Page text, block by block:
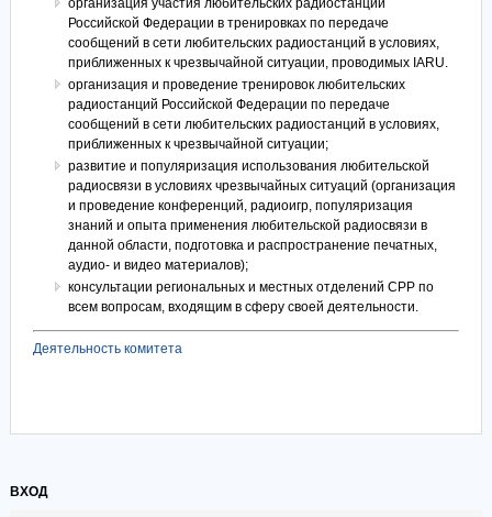
организация участия любительских радиостанций
Российской Федерации в тренировках по передаче
сообщений в сети любительских радиостанций в условиях,
приближенных к чрезвычайной ситуации, проводимых IARU.
организация и проведение тренировок любительских
радиостанций Российской Федерации по передаче
сообщений в сети любительских радиостанций в условиях,
приближенных к чрезвычайной ситуации;
развитие и популяризация использования любительской
радиосвязи в условиях чрезвычайных ситуаций (организация
и проведение конференций, радиоигр, популяризация
знаний и опыта применения любительской радиосвязи в
данной области, подготовка и распространение печатных,
аудио- и видео материалов);
консультации региональных и местных отделений СРР по
всем вопросам, входящим в сферу своей деятельности.
Деятельность комитета
ВХОД